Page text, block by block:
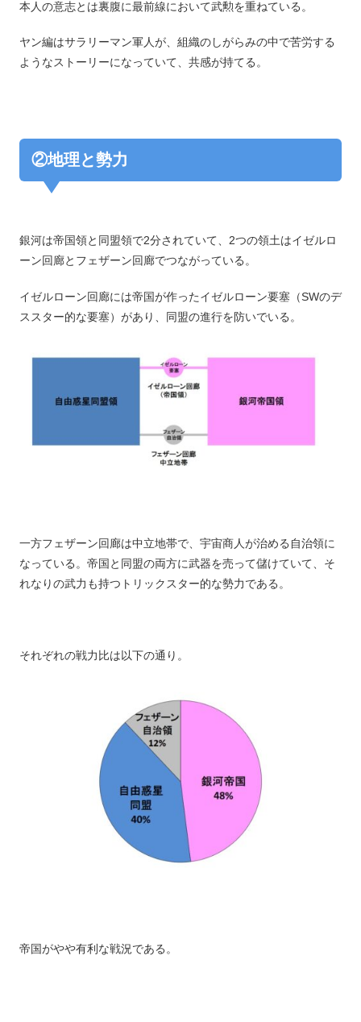
本人の意志とは裏腹に最前線において武勲を重ねている。
ヤン編はサラリーマン軍人が、組織のしがらみの中で苦労する
ようなストーリーになっていて、共感が持てる。
②地理と勢力
銀河は帝国領と同盟領で2分されていて、2つの領土はイゼルロ
ーン回廊とフェザーン回廊でつながっている。
イゼルローン回廊には帝国が作ったイゼルローン要塞（SWのデ
ススター的な要塞）があり、同盟の進行を防いでいる。
一方フェザーン回廊は中立地帯で、宇宙商人が治める自治領に
なっている。帝国と同盟の両方に武器を売って儲けていて、そ
れなりの武力も持つトリックスター的な勢力である。
それぞれの戦力比は以下の通り。
帝国がやや有利な戦況である。